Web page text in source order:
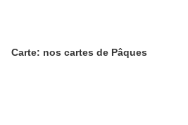
Carte: nos cartes de Pâques